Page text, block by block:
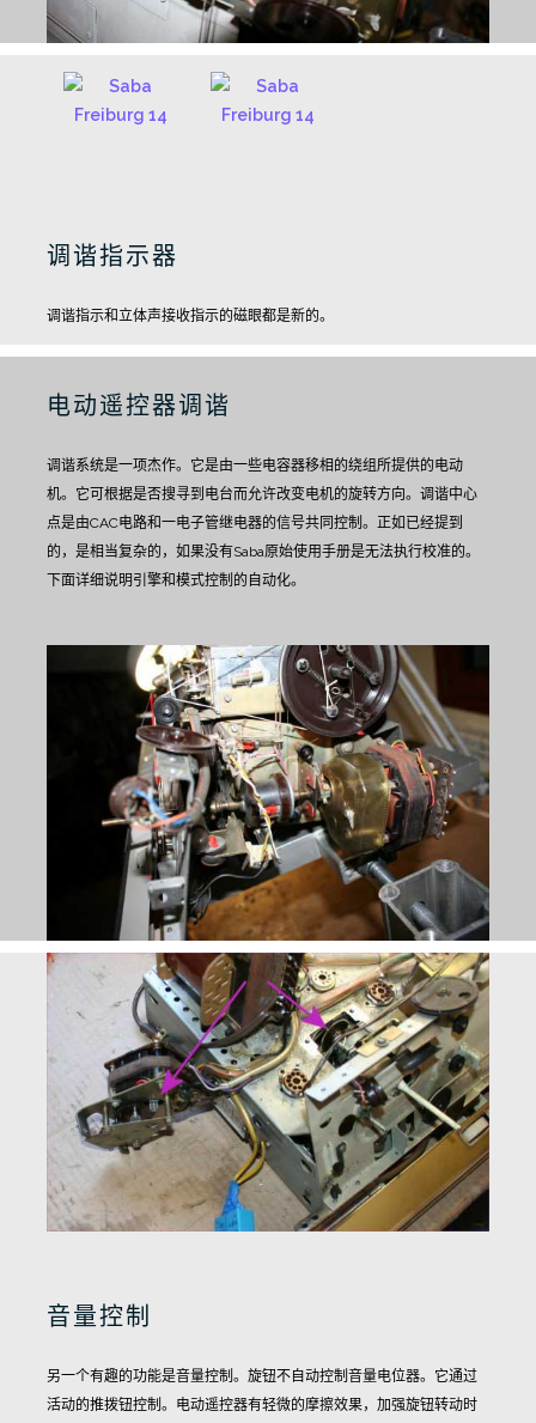
调谐指示器
调谐指示和立体声接收指示的磁眼都是新的。
电动遥控器调谐
调谐系统是一项杰作。 它是由一些电容器移相的绕组所提供的电动
机。它可根据是否搜寻到电台而允许改变电机的旋转方向。 调谐中心
点是由CAC电路和一电子管继电器的信号共同控制。 正如已经提到
的，是相当复杂的，如果没有Saba原始使用手册是无法执行校准的。
下面详细说明引擎和模式控制的自动化。
音量控制
另一个有趣的功能是音量控制。 旋钮不自动控制音量电位器。它通过
活动的推拨钮控制。 电动遥控器有轻微的摩擦效果，加强旋钮转动时